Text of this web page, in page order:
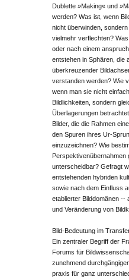
Dublette »Making« und
werden? Was ist, wenn
nicht überwinden,
vielmehr verflech­ten?
oder nach einem
entstehen in Sphären, die
überkreuzender
verstanden werden? Wie
wenn man sie nicht
Bildlichkeiten, sondern
Überlagerungen
Bilder, die die Rahmen
den Spuren ihres Ur-
einzuzeichnen? Wie
Perspektivenübernahmen
unterscheidbar? Gefragt
entstehenden hybriden
sowie nach dem Einfluss
etablierter Bilddomänen --
und Veränderung von
Bild-Bedeutung im
Ein zentraler Begriff der
Forums für
zunehmend
praxis für ganz